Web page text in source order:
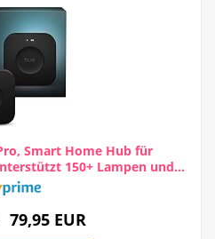
Smart Home Hub für
150+ Lampen und...
79,95 EUR